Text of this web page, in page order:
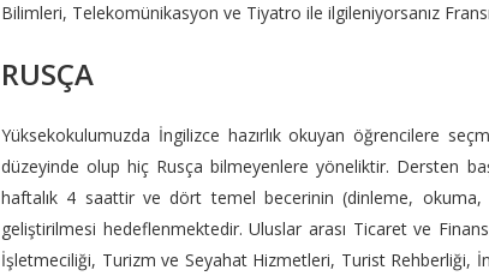
Bilimleri, Telekomünikasyon ve Tiyatro ile ilgileniyorsanız
RUSÇA
Yüksekokulumuzda İngilizce hazırlık okuyan öğrencilere
düzeyinde olup hiç Rusça bilmeyenlere yöneliktir. Dersten
haftalık 4 saattir ve dört temel becerinin (dinleme, okuma,
geliştirilmesi hedeflenmektedir. Uluslar arası Ticaret ve
İşletmeciliği, Turizm ve Seyahat Hizmetleri, Turist Rehberliği,